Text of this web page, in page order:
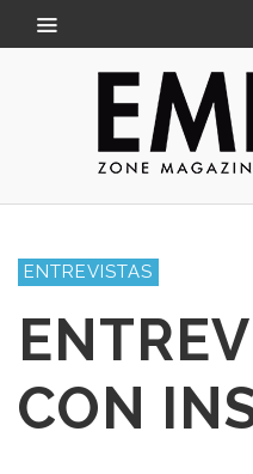
ENTREVISTAS
CON